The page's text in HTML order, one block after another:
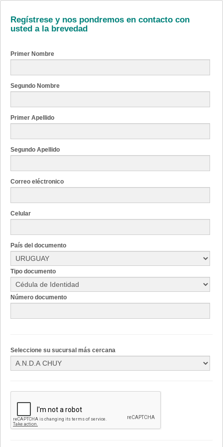
Regístrese y nos pondremos en contacto con
usted a la brevedad
Primer Nombre
Segundo Nombre
Primer Apellido
Segundo Apellido
Correo eléctronico
Celular
País del documento
Tipo documento
Número documento
Seleccione su sucursal más cercana